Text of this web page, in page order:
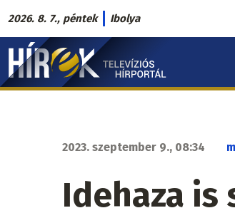
Ugrás
a
tartalomra
2026. 8. 7., péntek Ibolya
Hírek.sk
fő
2023. szeptember 9., 08:34
Idehaza